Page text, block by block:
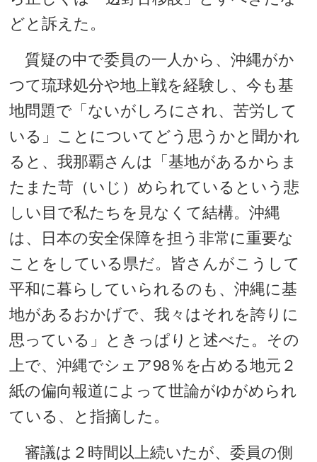
どと訴えた。
質疑の中で委員の一人から、沖縄がか
つて琉球処分や地上戦を経験し、今も基
地問題で「ないがしろにされ、苦労して
いる」ことについてどう思うかと聞かれ
ると、我那覇さんは「基地があるからま
たまた苛（いじ）められているという悲
しい目で私たちを見なくて結構。沖縄
は、日本の安全保障を担う非常に重要な
ことをしている県だ。皆さんがこうして
平和に暮らしていられるのも、沖縄に基
地があるおかげで、我々はそれを誇りに
思っている」ときっぱりと述べた。その
上で、沖縄でシェア98％を占める地元２
紙の偏向報道によって世論がゆがめられ
ている、と指摘した。
審議は２時間以上続いたが、委員の側